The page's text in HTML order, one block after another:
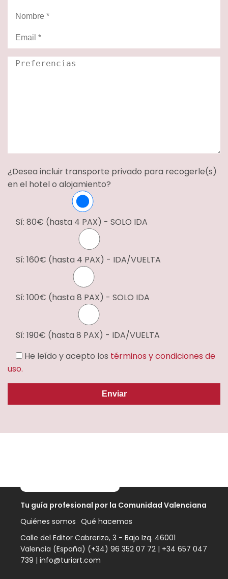
¿Desea incluir transporte privado para recogerle(s)
en el hotel o alojamiento?
Sí: 80€ (hasta 4 PAX) - SOLO IDA
Sí: 160€ (hasta 4 PAX) - IDA/VUELTA
Sí: 100€ (hasta 8 PAX) - SOLO IDA
Sí: 190€ (hasta 8 PAX) - IDA/VUELTA
He leído y acepto los términos y condiciones de
uso.
Tu guía profesional por la Comunidad Valenciana
Quiénes somos Qué hacemos
Calle del Editor Cabrerizo, 3 - Bajo Izq. 46001
Valencia (España) (+34) 96 352 07 72 | +34 657 047
739 | info@turiart.com